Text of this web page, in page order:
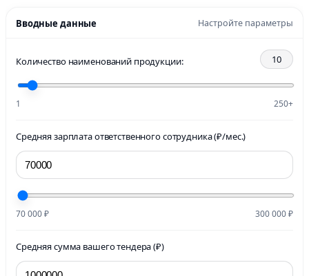
Вводные данные Настройте параметры
Количество наименований продукции: 10
1 250+
Средняя зарплата ответственного сотрудника (₽/мес.)
70 000 ₽ 300 000 ₽
Средняя сумма вашего тендера (₽)